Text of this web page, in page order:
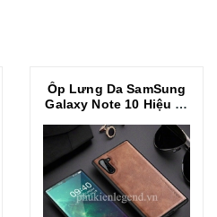
Ốp Lưng Da SamSung
Galaxy Note 10 Hiệu X-
Cấp